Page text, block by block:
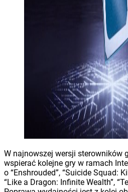
W najnowszej wersji sterowników
wspierać kolejne gry w ramach
o “Enshrouded”, “Suicide Squad:
“Like a Dragon: Infinite Wealth”,